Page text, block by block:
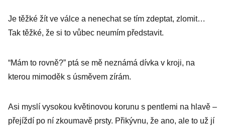
Je těžké žít ve válce a nenechat se tím zdeptat, zlomit…
Tak těžké, že si to vůbec neumím představit.
“Mám to rovně?” ptá se mě neznámá dívka v kroji, na
kterou mimoděk s úsměvem zírám.
Asi myslí vysokou květinovou korunu s pentlemi na hlavě –
přejíždí po ní zkoumavě prsty. Přikývnu, že ano, ale to už jí